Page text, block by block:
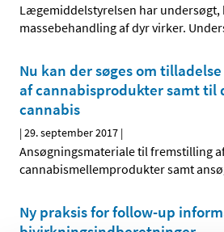
Lægemiddelstyrelsen har
massebehandling af dyr virker.
Nu kan der søges om
af cannabisprodukter samt til
cannabis
|29. september 2017 |
Ansøgningsmateriale til fremstilling
cannabismellemprodukter samt
Ny praksis for follow-up